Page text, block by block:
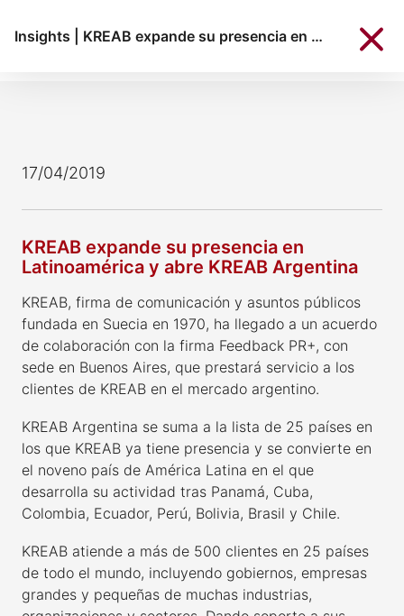
Insights KREAB expande su presencia en Latinoamérica y abre KREAB Argentina
17/04/2019
KREAB expande su presencia en
Latinoamérica y abre KREAB Argentina
KREAB, firma de comunicación y asuntos públicos
fundada en Suecia en 1970, ha llegado a un acuerdo
de colaboración con la firma Feedback PR+, con
sede en Buenos Aires, que prestará servicio a los
clientes de KREAB en el mercado argentino.
KREAB Argentina se suma a la lista de 25 países en
los que KREAB ya tiene presencia y se convierte en
el noveno país de América Latina en el que
desarrolla su actividad tras Panamá, Cuba,
Colombia, Ecuador, Perú, Bolivia, Brasil y Chile.
KREAB atiende a más de 500 clientes en 25 países
de todo el mundo, incluyendo gobiernos, empresas
grandes y pequeñas de muchas industrias,